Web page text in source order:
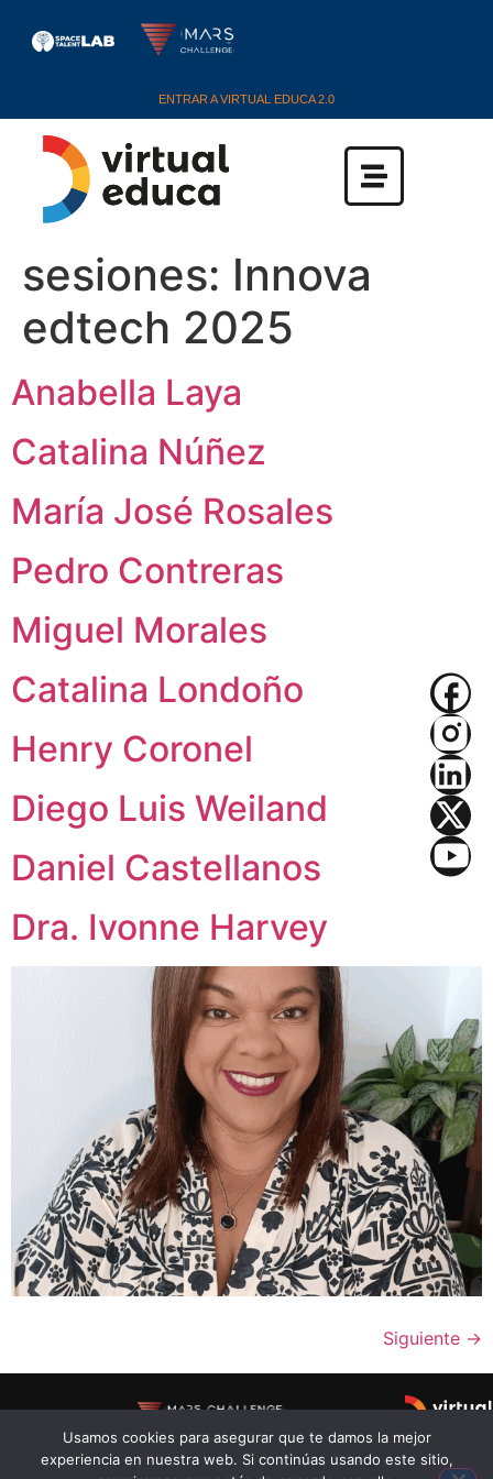
ENTRAR A VIRTUAL EDUCA 2.0
sesiones: Innova
edtech 2025
Anabella Laya
Catalina Núñez
María José Rosales
Pedro Contreras
Miguel Morales
Catalina Londoño
Henry Coronel
Diego Luis Weiland
Daniel Castellanos
Dra. Ivonne Harvey
Siguiente →
INICIATIVAS APOYADAS POR
Usamos cookies para asegurar que te damos la mejor
experiencia en nuestra web. Si continúas usando este sitio,